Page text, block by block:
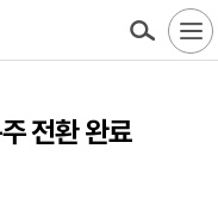
전환 완료